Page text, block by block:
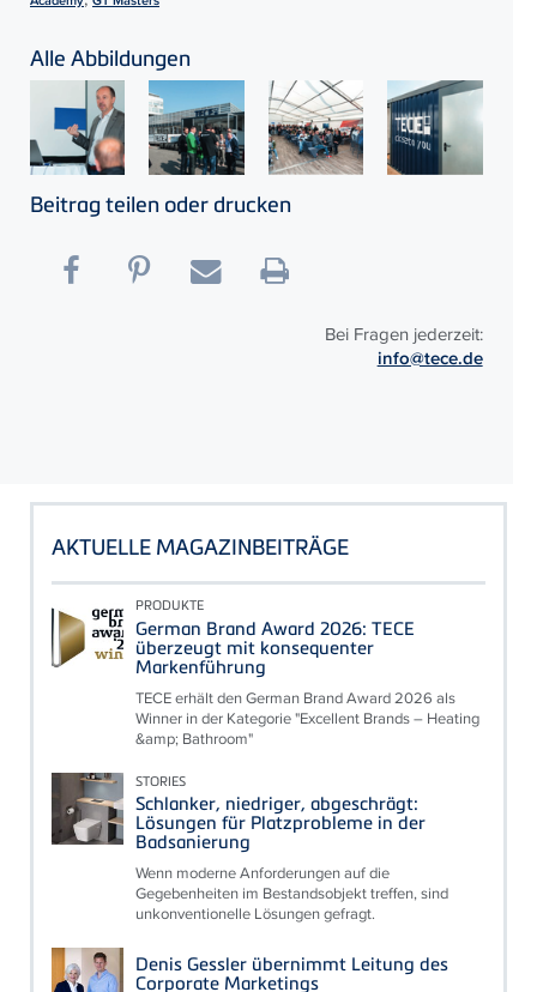
Alle Abbildungen
Beitrag teilen oder drucken
Bei Fragen jederzeit:
info@tece.de
AKTUELLE MAGAZINBEITRÄGE
PRODUKTE
German Brand Award 2026: TECE
überzeugt mit konsequenter
Markenführung
TECE erhält den German Brand Award 2026 als
Winner in der Kategorie "Excellent Brands – Heating
&amp; Bathroom"
STORIES
Schlanker, niedriger, abgeschrägt:
Lösungen für Platzprobleme in der
Badsanierung
Wenn moderne Anforderungen auf die
Gegebenheiten im Bestandsobjekt treffen, sind
unkonventionelle Lösungen gefragt.
Denis Gessler übernimmt Leitung des
Corporate Marketings